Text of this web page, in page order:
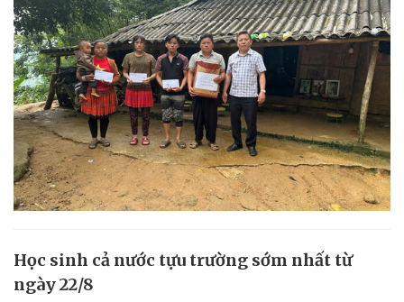
Học sinh cả nước tựu trường sớm nhất từ
ngày 22/8